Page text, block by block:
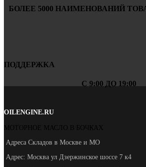
БОЛЕЕ 5000 НАИМЕНОВАНИЙ
ПОДДЕРЖКА
С 9:00 ДО 19:00
OILENGINE.RU
МОТОРНОЕ МАСЛО В БОЧКАХ
Адреса Складов в Москве и МО
Адрес: Москва ул Дзержинское шоссе 7 к4